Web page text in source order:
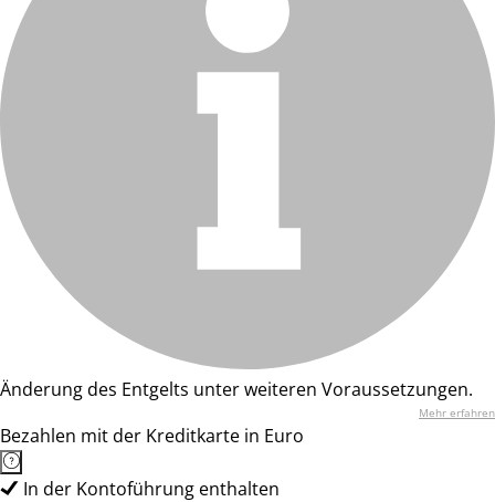
Änderung des Entgelts unter weiteren Voraussetzungen.
Mehr erfahren
Bezahlen mit der Kreditkarte in Euro
In der Kontoführung enthalten